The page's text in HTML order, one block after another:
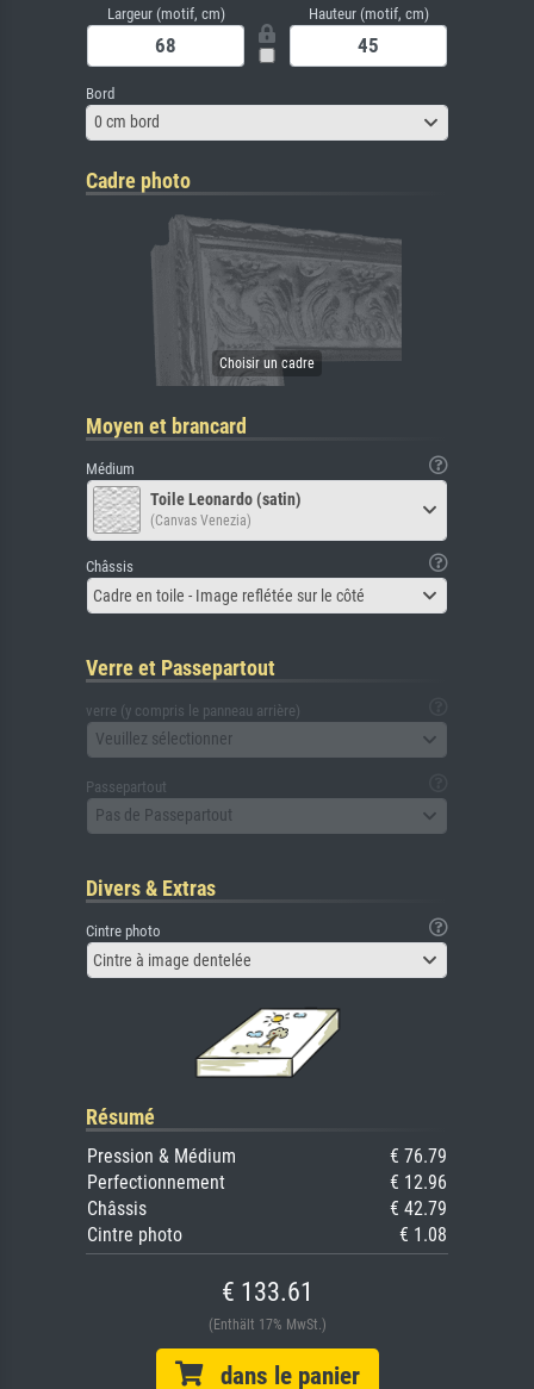
Largeur (motif, cm) Hauteur (motif, cm)
Bord
0 cm bord
Cadre photo
Moyen et brancard
Médium
Toile Leonardo (satin)
(Canvas Venezia)
Châssis
Cadre en toile - Image reflétée sur le côté
Verre et Passepartout
verre (y compris le panneau arrière)
Veuillez sélectionner
Passepartout
Pas de Passepartout
Divers & Extras
Cintre photo
Cintre à image dentelée
Résumé
Pression & Médium
€ 76.79
Perfectionnement
€ 12.96
Châssis
€ 42.79
Cintre photo
€ 1.08
€ 133.61
(Enthält 17% MwSt.)
dans le panier